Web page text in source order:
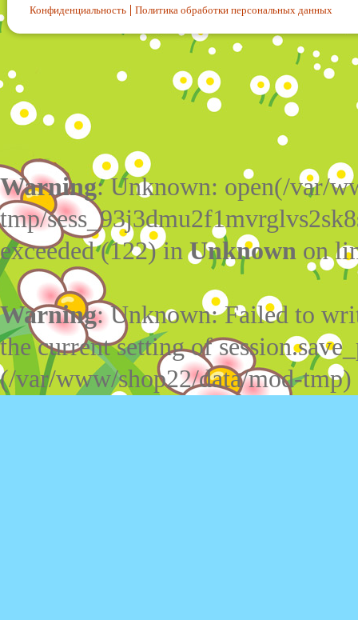
Конфиденциальность Политика обработки персональных данных
Warning: Unknown: open(/var/
tmp/
exceeded (122) inUnknown on
Warning: Unknown: Failed to
the current setting of
(/var/www/shop22/data/mod-